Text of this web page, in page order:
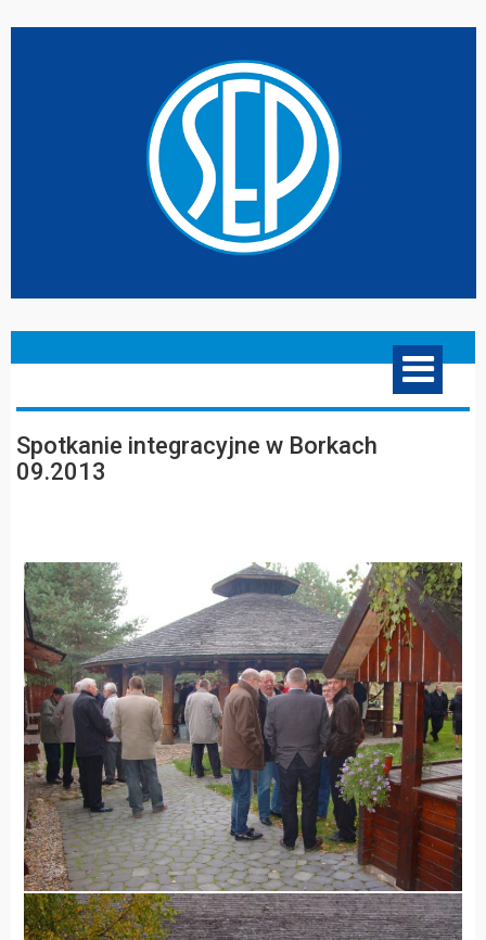
Spotkanie integracyjne w Borkach
09.2013